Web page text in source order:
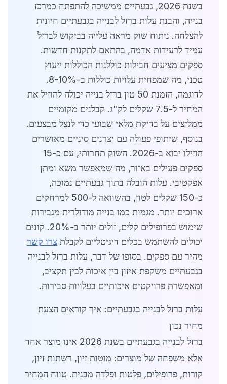
בשנת 2026, גבעתיים ממשיכה להתפתח כמרכז
בנייה, והבנת עלות ברזל לבנייה בגבעתיים חיונית
להצלחה. ניתוח שוק מראה עלייה בביקוש לברזל
עמיד לרעידות אדמה, בהתאם לתקנות חדשות.
ספקים מציעים חבילות כוללנות הכוללות ייעוץ
טכני, מה שמפחית עלויות כוללות ב-8-10%.
לדוגמה, הזמנת 50 טון ברזל בנייה יכולה להוזיל את
המחיר ל-7.5 שקלים לק"ג. קבלנים מקומיים
ממליצים על בדיקת מלאי שבועי כדי לנצל מבצעים.
בנוסף, שיתופי פעולה עם יצרנים סיניים מאושרים
הוזילו יבוא ב-2026. השוק תחרותי, עם כ-15
ספקים פעילים באזור, מה שמאפשר משא ומתן
אפקטיבי. עלות הובלה בתוך גבעתיים נמוכה,
כ-150 שקלים לטון, בהשוואה ל-500 למרחקים
ארוכים יותר. מגמות כמו בנייה מודולרית מגבירות
שימוש בפרופילים קלים, זולים יותר ב-20%. קונים
יכולים להשתמש בכלים דיגיטליים לקבלת צרו קשר
מהיר עם ספקים. בסופו של דבר, עלות ברזל לבנייה
בגבעתיים משקפת איזון בין איכות לבין תקציב,
ומאפשרת פרויקטים איכותיים בעלויות סבירות.
עלות ברזל לבנייה בגבעתיים: איך קוראים הצעת
מחיר נכון
ברזל לבנייה בגבעתיים בשנת 2026 אינו מוצר אחד
אלא משפחה של מוצרים: מוטות זיון, רשתות זיון,
קורות, פרופילים, פלטות ופלדה מבנית. טווח המחיר